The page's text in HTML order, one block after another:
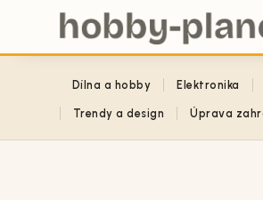
Dílna a hobby Elektronika
Trendy a design Úprava